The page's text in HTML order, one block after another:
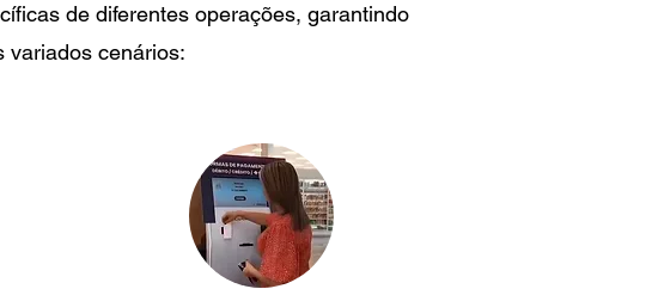
de diferentes operações, garantindo
variados cenários: